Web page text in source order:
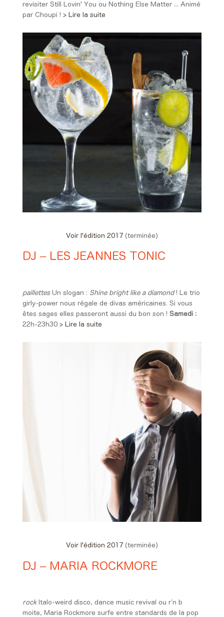
revisiter Still Lovin' You ou Nothing Else Matter ... Animé
par Choupi ! > Lire la suite
Voir l'édition 2017 (terminée)
DJ – LES JEANNES TONIC
paillettesUn slogan : Shine bright like a diamond! Le trio
girly-power nous régale de divas américaines. Si vous
êtes sages elles passeront aussi du bon son ! Samedi :
22h-23h30 > Lire la suite
Voir l'édition 2017 (terminée)
DJ – MARIA ROCKMORE
rockItalo-weird disco, dance music revival ou r’n b
moite, Maria Rockmore surfe entre standards de la pop